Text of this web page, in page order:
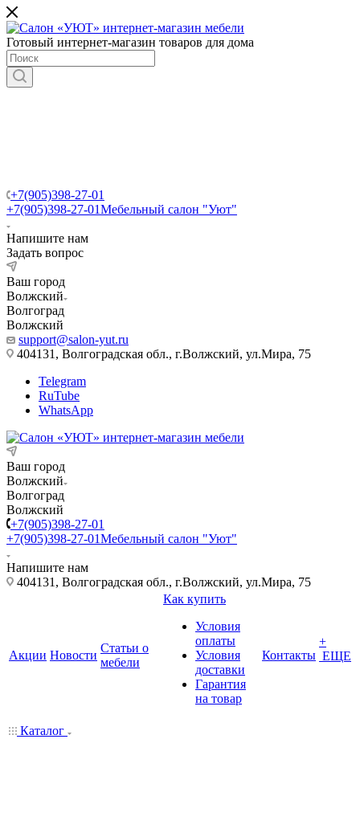
Готовый интернет-магазин товаров для дома
+7(905)398-27-01
+7(905)398-27-01Мебельный салон "Уют"
Напишите нам
Задать вопрос
Ваш город
Волжский
Волгоград
Волжский
support@salon-yut.ru
404131, Волгоградская обл., г.Волжский, ул.Мира, 75
Telegram
RuTube
WhatsApp
Ваш город
Волжский
Волгоград
Волжский
+7(905)398-27-01
+7(905)398-27-01Мебельный салон "Уют"
Напишите нам
404131, Волгоградская обл., г.Волжский, ул.Мира, 75
Акции Новости
Статьи о
мебели
Как купить
Условия
оплаты
Условия
доставки
Гарантия
на товар
Контакты
+
ЕЩЕ
Каталог